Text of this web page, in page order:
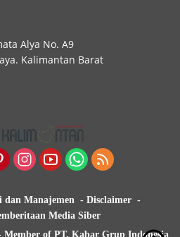
Alya No. A9
Kalimantan Barat
dan Manajemen
Disclaimer
Media Siber
of PT. Kabar Grup Indonesia